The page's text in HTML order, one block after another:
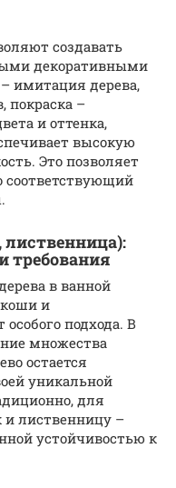
создавать
декоративными
имитация дерева,
покраска –
и оттенка,
высокую
Это позволяет
соответствующий
лиственница):
требования
в ванной
и
особого подхода. В
множества
остается
уникальной
для
лиственницу –
устойчивостью к